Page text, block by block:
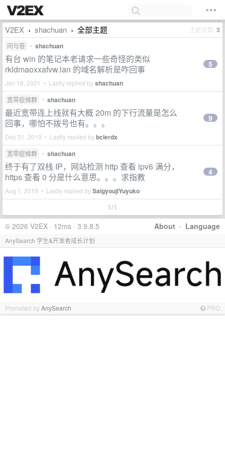
V2EX › shachuan › 全部主题 主题总数 3
问与答 • shachuan
有台 win 的笔记本老请求一些奇怪的类似
rkldmaoxxafvw.lan 的域名解析是咋回事
Jan 18, 2021 • Lastly replied byshachuan
5
宽带症候群 • shachuan
最近宽带连上线就有大概 20m 的下行流量是怎么
回事，哪怕不拨号也有。。。
Dec 31, 2019 • Lastly replied bybclerdx
9
宽带症候群 • shachuan
终于有了双栈 IP，网站检测 http 查看 ipv6 满分，
https 查看 0 分是什么意思。。。求指教
Aug 1, 2019 • Lastly replied bySaigyoujiYuyuko
4
1/1
About · Language
© 2026 V2EX · 12ms · 3.9.8.5
AnySearch 学生&开发者成长计划
Promoted byAnySearch PRO